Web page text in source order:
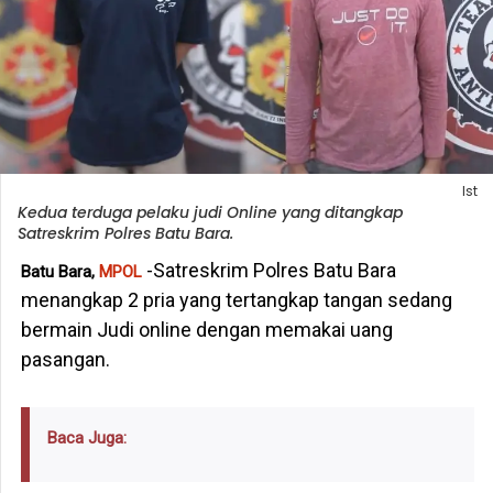
Ist
Kedua terduga pelaku judi Online yang ditangkap
Satreskrim Polres Batu Bara.
Batu Bara, MPOL-Satreskrim Polres Batu Bara
menangkap 2 pria yang tertangkap tangan sedang
bermain Judi online dengan memakai uang
pasangan.
Baca Juga: